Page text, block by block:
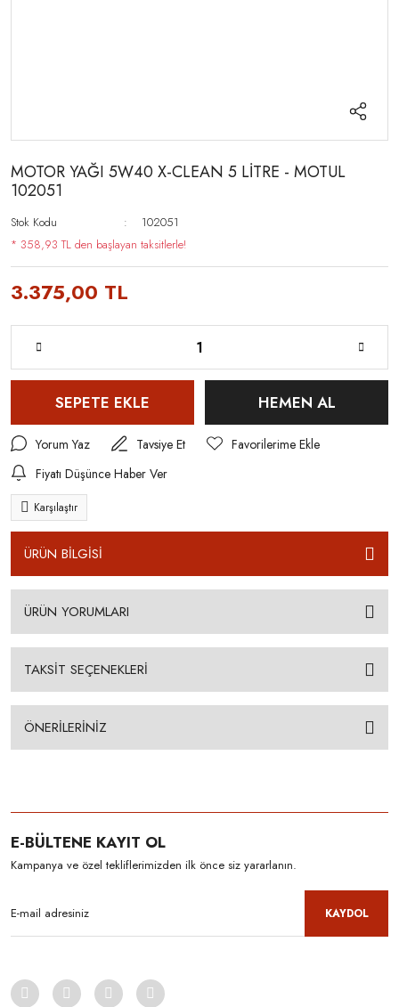
MOTOR YAĞI 5W40 X-CLEAN 5 LİTRE - MOTUL
102051
Stok Kodu
102051
* 358,93 TL den başlayan taksitlerle!
3.375,00 TL
SEPETE EKLE HEMEN AL
Yorum Yaz
Tavsiye Et
Fiyatı Düşünce Haber Ver
Karşılaştır
ÜRÜN BİLGİSİ
ÜRÜN YORUMLARI
TAKSİT SEÇENEKLERİ
ÖNERİLERİNİZ
E-BÜLTENE KAYIT OL
Kampanya ve özel tekliflerimizden ilk önce siz yararlanın.
KAYDOL